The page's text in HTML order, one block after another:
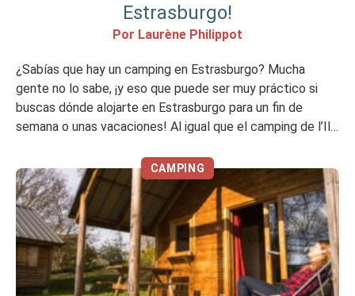
Estrasburgo!
Por Laurène Philippot
¿Sabías que hay un camping en Estrasburgo? Mucha
gente no lo sabe, ¡y eso que puede ser muy práctico si
buscas dónde alojarte en Estrasburgo para un fin de
semana o unas vacaciones! Al igual que el camping de l’Ill
Huttopia). Este camping de 4 […]
CAMPING